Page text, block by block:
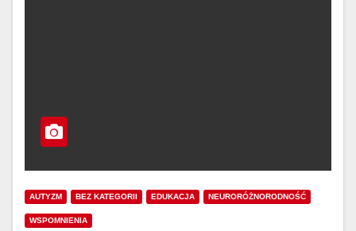
AUTYZM BEZ KATEGORII EDUKACJA NEURORÓŻNORODNOŚĆ
WSPOMNIENIA